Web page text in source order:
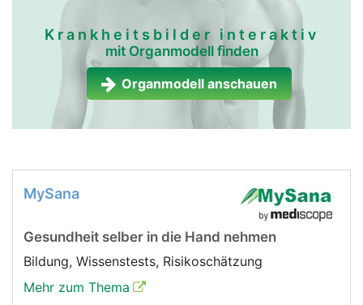
Krankheitsbilder interaktiv
mit Organmodell finden
Organmodell anschauen
MySana
Gesundheit selber in die Hand nehmen
Bildung, Wissenstests, Risikoschätzung
Mehr zum Thema